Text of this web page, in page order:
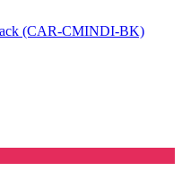
(CAR-CMINDI-BK)